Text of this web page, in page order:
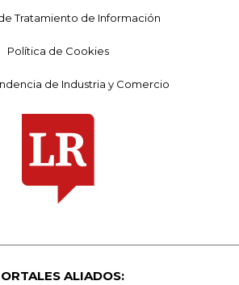
Tratamiento de Información
Política de Cookies
de Industria y Comercio
ALIADOS: